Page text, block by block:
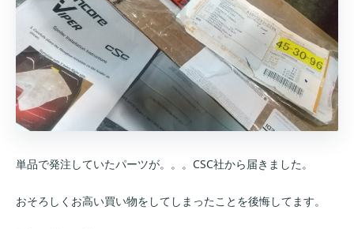
単品で発注していたパーツが。。。CSC社から届きました。
おそろしくお高い買い物をしてしまったことを後悔してます。